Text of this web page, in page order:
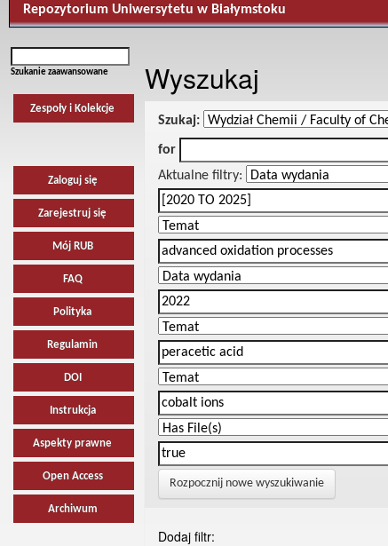
Repozytorium Uniwersytetu w Białymstoku
Szukanie zaawansowane
Zespoły i Kolekcje
Zaloguj się
Zarejestruj się
Mój RUB
FAQ
Polityka
Regulamin
DOI
Instrukcja
Aspekty prawne
Open Access
Archiwum
Wyszukaj
Szukaj:
for
Aktualne filtry:
Rozpocznij nowe wyszukiwanie
Dodaj filtr: